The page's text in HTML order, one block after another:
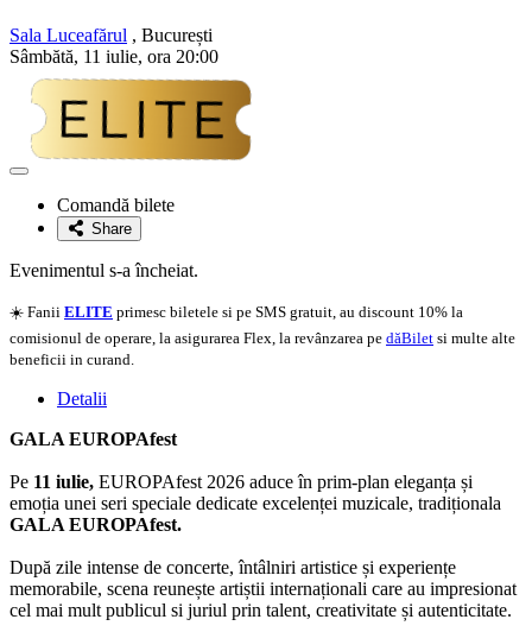
Sala Luceafărul , București
Sâmbătă, 11 iulie, ora 20:00
Adaugă
favoriteComandă bilete
Share
Evenimentul s-a încheiat.
☀️ Fanii ELITE primesc biletele si pe SMS gratuit, au discount 10% la
comisionul de operare, la asigurarea Flex, la revânzarea pe dăBilet si multe alte
beneficii in curand.
Detalii
GALA EUROPAfest
Pe 11 iulie, EUROPAfest 2026 aduce în prim-plan eleganța și
emoția unei seri speciale dedicate excelenței muzicale, tradiționala
GALA EUROPAfest.
După zile intense de concerte, întâlniri artistice și experiențe
memorabile, scena reunește artiștii internaționali care au impresionat
cel mai mult publicul si juriul prin talent, creativitate și autenticitate.